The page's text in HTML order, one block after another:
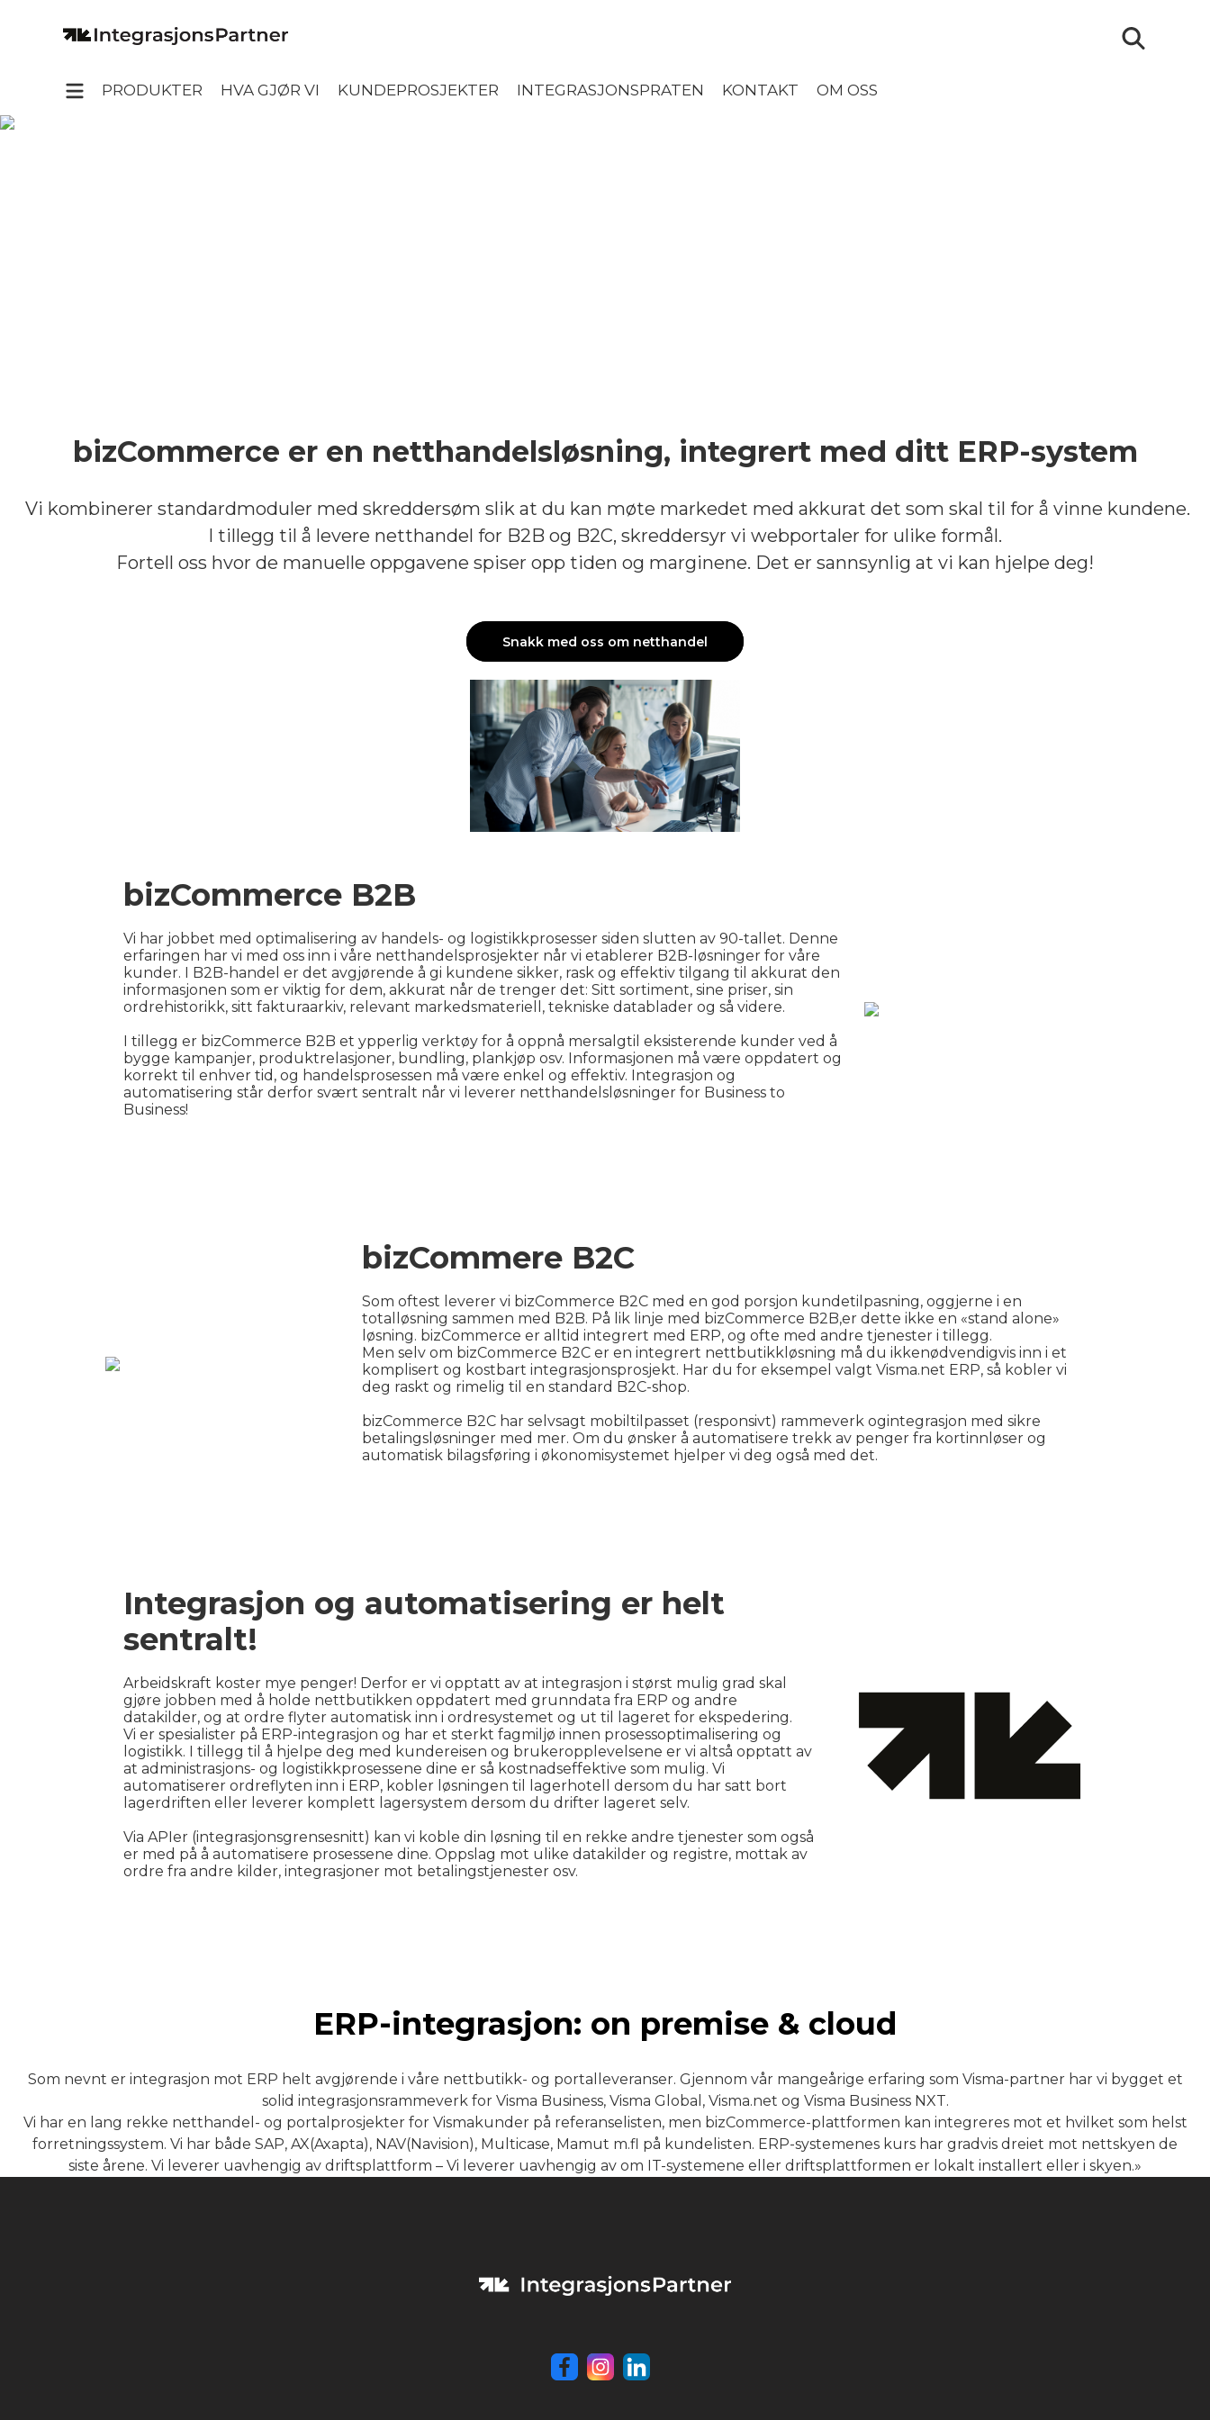
PRODUKTER HVA GJØR VI KUNDEPROSJEKTER INTEGRASJONSPRATEN KONTAKT OM OSS
bizCommerce er en netthandelsløsning, integrert med ditt ERP-system
Vi kombinerer standardmoduler med skreddersøm slik at du kan møte markedet med akkurat det som skal til for å vinne kundene.
I tillegg til å levere netthandel for B2B og B2C, skreddersyr vi webportaler for ulike formål.
Fortell oss hvor de manuelle oppgavene spiser opp tiden og marginene. Det er sannsynlig at vi kan hjelpe deg!
Snakk med oss om netthandel
bizCommerce B2B
Vi har jobbet med optimalisering av handels- og logistikkprosesser siden slutten av 90-tallet. Denne
erfaringen har vi med oss inn i våre netthandelsprosjekter når vi etablerer B2B-løsninger for våre
kunder. I B2B-handel er det avgjørende å gi kundene sikker, rask og effektiv tilgang til akkurat den
informasjonen som er viktig for dem, akkurat når de trenger det: Sitt sortiment, sine priser, sin
ordrehistorikk, sitt fakturaarkiv, relevant markedsmateriell, tekniske datablader og så videre.
I tillegg er bizCommerce B2B et ypperlig verktøy for å oppnå mersalgtil eksisterende kunder ved å
bygge kampanjer, produktrelasjoner, bundling, plankjøp osv. Informasjonen må være oppdatert og
korrekt til enhver tid, og handelsprosessen må være enkel og effektiv. Integrasjon og
automatisering står derfor svært sentralt når vi leverer netthandelsløsninger for Business to
Business!
bizCommere B2C
Som oftest leverer vi bizCommerce B2C med en god porsjon kundetilpasning, oggjerne i en
totalløsning sammen med B2B. På lik linje med bizCommerce B2B,er dette ikke en «stand alone»
løsning. bizCommerce er alltid integrert med ERP, og ofte med andre tjenester i tillegg.
​Men selv om bizCommerce B2C er en integrert nettbutikkløsning må du ikkenødvendigvis inn i et
komplisert og kostbart integrasjonsprosjekt. Har du for eksempel valgt Visma.net ERP, så kobler vi
deg raskt og rimelig til en standard B2C-shop.
bizCommerce B2C har selvsagt mobiltilpasset (responsivt) rammeverk ogintegrasjon med sikre
betalingsløsninger med mer. Om du ønsker å automatisere trekk av penger fra kortinnløser og
automatisk bilagsføring i økonomisystemet hjelper vi deg også med det.
Integrasjon og automatisering er helt
sentralt!
Arbeidskraft koster mye penger! Derfor er vi opptatt av at integrasjon i størst mulig grad skal
gjøre jobben med å holde nettbutikken oppdatert med grunndata fra ERP og andre
datakilder, og at ordre flyter automatisk inn i ordresystemet og ut til lageret for ekspedering.
Vi er spesialister på ERP-integrasjon og har et sterkt fagmiljø innen prosessoptimalisering og
logistikk. I tillegg til å hjelpe deg med kundereisen og brukeropplevelsene er vi altså opptatt av
at administrasjons- og logistikkprosessene dine er så kostnadseffektive som mulig. Vi
automatiserer ordreflyten inn i ERP, kobler løsningen til lagerhotell dersom du har satt bort
lagerdriften eller leverer komplett lagersystem dersom du drifter lageret selv.
Via APIer (integrasjonsgrensesnitt) kan vi koble din løsning til en rekke andre tjenester som også
er med på å automatisere prosessene dine. Oppslag mot ulike datakilder og registre, mottak av
ordre fra andre kilder, integrasjoner mot betalingstjenester osv.
ERP-integrasjon: on premise & cloud
Som nevnt er integrasjon mot ERP helt avgjørende i våre nettbutikk- og portalleveranser. Gjennom vår mangeårige erfaring som Visma-partner har vi bygget et
solid integrasjonsrammeverk for Visma Business, Visma Global, Visma.net og Visma Business NXT.
Vi har en lang rekke netthandel- og portalprosjekter for Vismakunder på referanselisten, men bizCommerce-plattformen kan integreres mot et hvilket som helst
forretningssystem. Vi har både SAP, AX(Axapta), NAV(Navision), Multicase, Mamut m.fl på kundelisten. ERP-systemenes kurs har gradvis dreiet mot nettskyen de
siste årene. Vi leverer uavhengig av driftsplattform – Vi leverer uavhengig av om IT-systemene eller driftsplattformen er lokalt installert eller i skyen.»